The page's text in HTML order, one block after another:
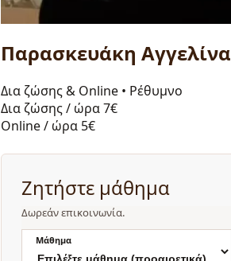
Παρασκευάκη Αγγελίνα
Δια ζώσης & Online • Ρέθυμνο
Δια ζώσης / ώρα7€
Online / ώρα 5€
Ζητήστε μάθημα
Δωρεάν επικοινωνία.
Μάθημα